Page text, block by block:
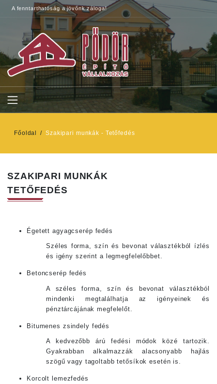
A fenntarthatóság a jövőnk záloga!
Főoldal Szakipari munkák - Tetőfedés
SZAKIPARI MUNKÁK
TETŐFEDÉS
Égetett agyagcserép fedés
Széles forma, szín és bevonat választékból ízlés
és igény szerint a legmegfelelőbbet.
Betoncserép fedés
A széles forma, szín és bevonat választékból
mindenki megtalálhatja az igényeinek és
pénztárcájának megfelelőt.
Bitumenes zsindely fedés
A kedvezőbb árú fedési módok közé tartozik.
Gyakrabban alkalmazzák alacsonyabb hajlás
szögű vagy tagoltabb tetősíkok esetén is.
Korcolt lemezfedés